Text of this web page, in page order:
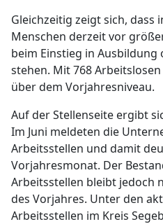
Gleichzeitig zeigt sich, dass
Menschen derzeit vor
beim Einstieg in
stehen. Mit 768
über dem Vorjahresniveau.
Auf der Stellenseite ergibt
Im Juni meldeten die
Arbeitsstellen und damit
Vorjahresmonat. Der
Arbeitsstellen bleibt jedoch
des Vorjahres. Unter den
Arbeitsstellen im Kreis